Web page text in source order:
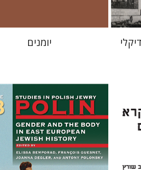
יומנים
François Guesnet
Elissa
Bemporad
Joanna Degler
פולונסקי